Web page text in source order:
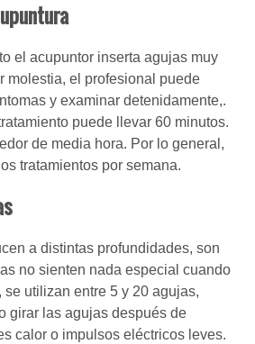
el acupuntor inserta agujas muy
molestia, el profesional puede
y examinar detenidamente,.
puede llevar 60 minutos.
de media hora. Por lo general,
tratamientos por semana.
a distintas profundidades, son
no sienten nada especial cuando
utilizan entre 5 y 20 agujas,
girar las agujas después de
calor o impulsos eléctricos leves.